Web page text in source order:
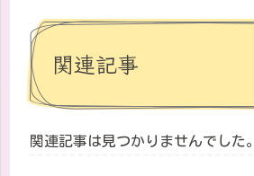
関連記事
関連記事は見つかりませんでした。